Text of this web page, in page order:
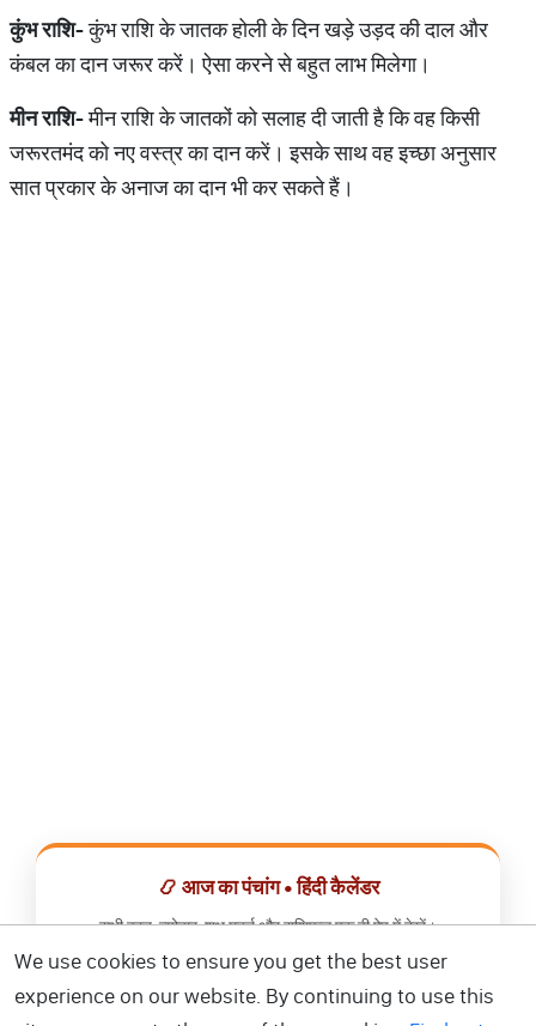
कुंभराशि-कुंभ राशि के जातक होली के दिन खड़े उड़द की दाल और
कंबल का दान जरूर करें। ऐसा करने से बहुत लाभ मिलेगा।
मीनराशि-मीन राशि के जातकों को सलाह दी जाती है कि वह किसी
जरूरतमंद को नए वस्त्र का दान करें। इसके साथ वह इच्छा अनुसार
सात प्रकार के अनाज का दान भी कर सकते हैं।
📿 आज का पंचांग • हिंदी कैलेंडर
सभी व्रत, त्योहार, शुभ मुहूर्त और राशिफल एक ही ऐप में देखें।
📅 हिंदी कैलेंडर ऐप डाउनलोड करें
We use cookies to ensure you get the best user
experience on our website. By continuing to use this